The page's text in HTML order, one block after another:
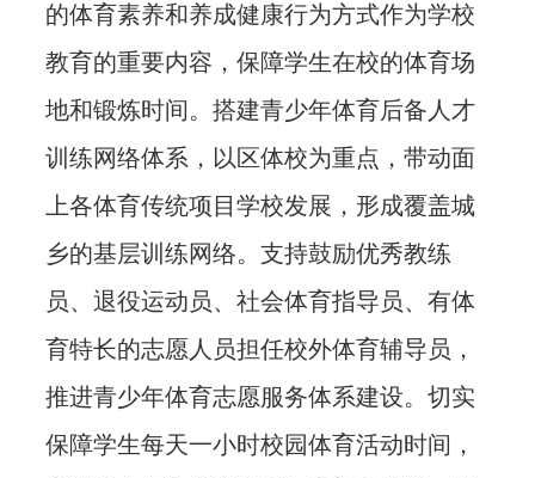
的体育素养和养成健康行为方式作为学校
教育的重要内容，保障学生在校的体育场
地和锻炼时间。搭建青少年体育后备人才
训练网络体系，以区体校为重点，带动面
上各体育传统项目学校发展，形成覆盖城
乡的基层训练网络。支持鼓励优秀教练
员、退役运动员、社会体育指导员、有体
育特长的志愿人员担任校外体育辅导员，
推进青少年体育志愿服务体系建设。切实
保障学生每天一小时校园体育活动时间，